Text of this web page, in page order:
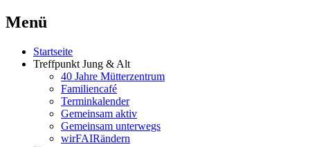
Menü
Startseite
Treffpunkt Jung & Alt
40 Jahre Mütterzentrum
Familiencafé
Terminkalender
Gemeinsam aktiv
Gemeinsam unterwegs
wirFAIRändern